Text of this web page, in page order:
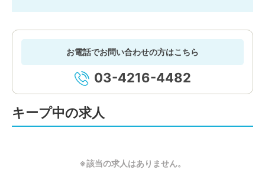
お電話でお問い合わせの方はこちら
03-4216-4482
キープ中の求人
※該当の求人はありません。